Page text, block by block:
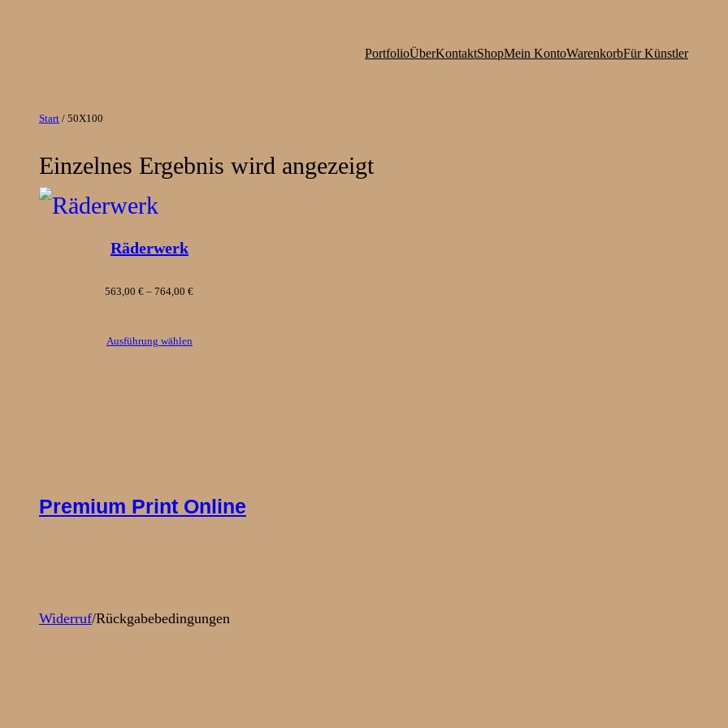
PortfolioÜberKontaktShopMein KontoWarenkorbFür Künstler
Start / 50X100
Einzelnes Ergebnis wird angezeigt
Räderwerk
563,00€ –764,00€Preisspanne:
Ausführung wählen
Premium Print Online
Widerruf/Rückgabebedingungen